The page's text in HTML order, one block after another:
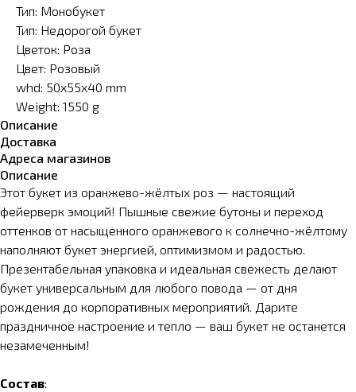
Тип: Монобукет
Тип: Недорогой букет
Цветок: Роза
Цвет: Розовый
whd: 50x55x40 mm
Weight: 1550 g
Описание
Доставка
Адреса магазинов
Описание
Этот букет из оранжево-жёлтых роз — настоящий
фейерверк эмоций! Пышные свежие бутоны и переход
оттенков от насыщенного оранжевого к солнечно-жёлтому
наполняют букет энергией, оптимизмом и радостью.
Презентабельная упаковка и идеальная свежесть делают
букет универсальным для любого повода — от дня
рождения до корпоративных мероприятий. Дарите
праздничное настроение и тепло — ваш букет не останется
незамеченным!
Состав: